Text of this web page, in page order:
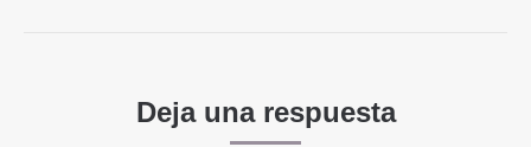
Deja una respuesta